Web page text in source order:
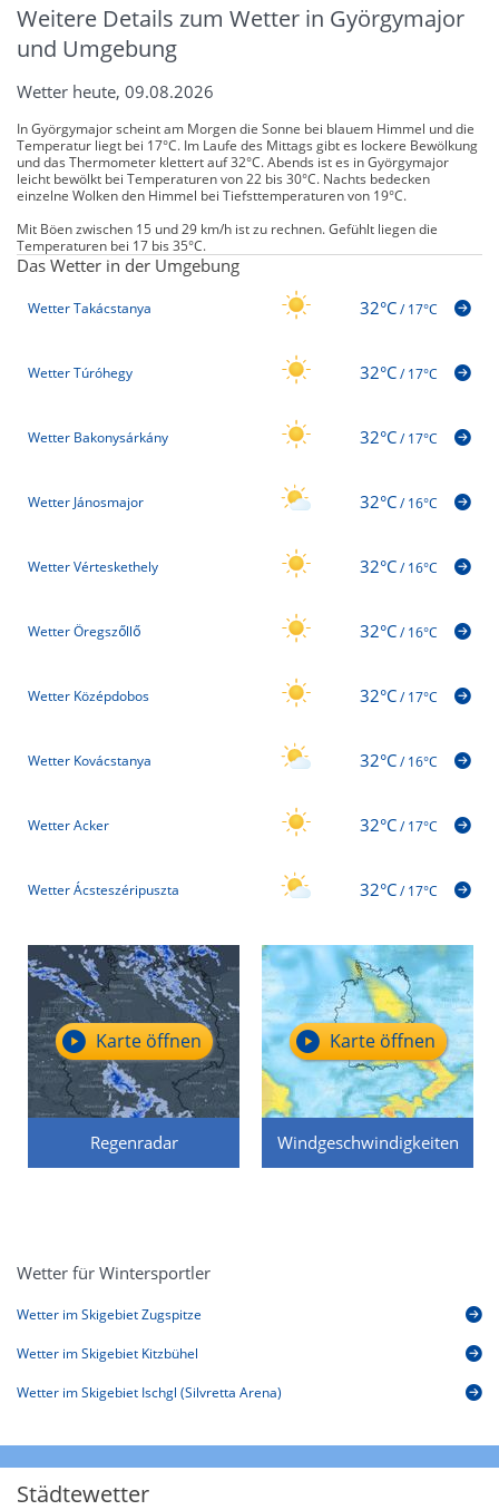
Weitere Details zum Wetter in Györgymajor
und Umgebung
Wetter heute, 09.08.2026
In Györgymajor scheint am Morgen die Sonne bei blauem Himmel und die
Temperatur liegt bei 17°C. Im Laufe des Mittags gibt es lockere Bewölkung
und das Thermometer klettert auf 32°C. Abends ist es in Györgymajor
leicht bewölkt bei Temperaturen von 22 bis 30°C. Nachts bedecken
einzelne Wolken den Himmel bei Tiefsttemperaturen von 19°C.
Mit Böen zwischen 15 und 29 km/h ist zu rechnen. Gefühlt liegen die
Temperaturen bei 17 bis 35°C.
Das Wetter in der Umgebung
Wetter Takácstanya 32°C/17°C
Wetter Túróhegy 32°C/17°C
Wetter Bakonysárkány 32°C/17°C
Wetter Jánosmajor 32°C/16°C
Wetter Vérteskethely 32°C/16°C
Wetter Öregszőllő 32°C/16°C
Wetter Középdobos 32°C/17°C
Wetter Kovácstanya 32°C/16°C
Wetter Acker 32°C/17°C
Wetter Ácsteszéripuszta 32°C/17°C
Regenradar
Karte öffnen
Windgeschwindigkeiten
Karte öffnen
Wetter für Wintersportler
Wetter im Skigebiet Zugspitze
Wetter im Skigebiet Kitzbühel
Wetter im Skigebiet Ischgl (Silvretta Arena)
Städtewetter